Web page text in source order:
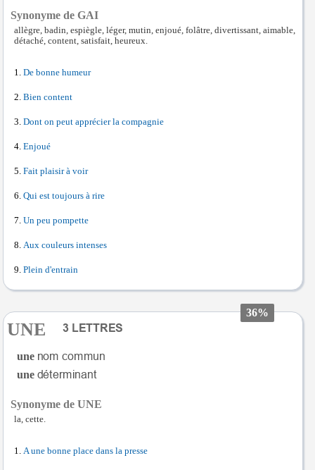
Synonyme de GAI
allègre, badin, espiègle, léger, mutin, enjoué, folâtre, divertissant, aimable,
détaché, content, satisfait, heureux.
De bonne humeur
Bien content
Dont on peut apprécier la compagnie
Enjoué
Fait plaisir à voir
Qui est toujours à rire
Un peu pompette
Aux couleurs intenses
Plein d'entrain
36%
UNE
une
une
Synonyme de UNE
la, cette.
A une bonne place dans la presse